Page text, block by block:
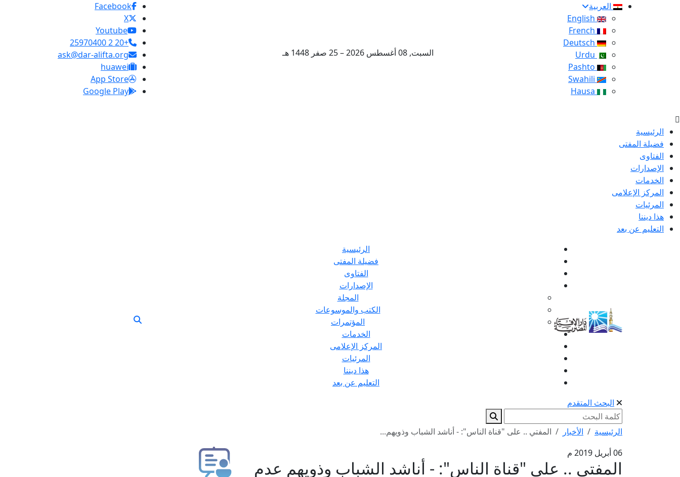
العربية
السبت, 08 أغسطس 2026 – 25 صفر 1448 هـ
Facebook
X
Youtube
+20 2 25970400
ask@dar-alifta.org
huawei
App Store
Google Play
الرئيسية
فضيلة المفتى
الفتاوى
الإصدارات
الخدمات
المركز الإعلامى
المرئيات
هذا ديننا
التعليم عن بعد
الرئيسية
فضيلة المفتى
الفتاوى
الإصدارات
المجلة
الكتب والموسوعات
المؤتمرات
الخدمات
المركز الإعلامى
المرئيات
هذا ديننا
التعليم عن بعد
البحث المتقدم
الرئيسية الأخبار
المفتي .. على "قناة الناس": - أناشد الشباب وذويهم...
06 أبريل 2019 م
المفتي .. على "قناة الناس": - أناشد الشباب وذويهم عدم